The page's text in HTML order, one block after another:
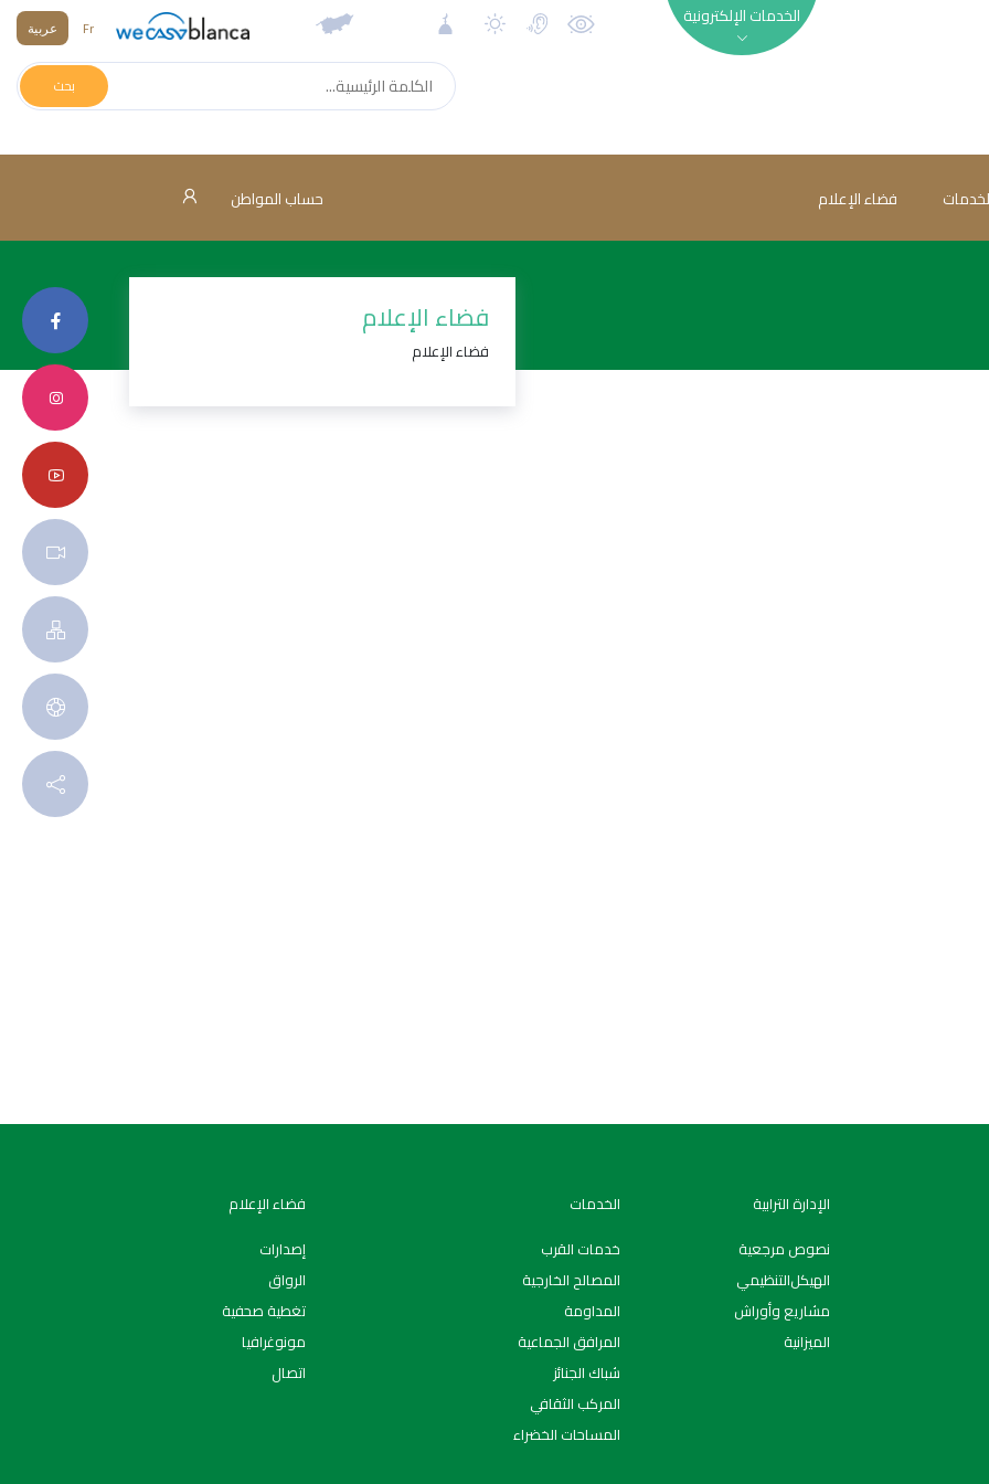
الخدمات الإلكترونية Fr عربية
بحث
فضاء الإعلام حساب المواطن
فضاء الإعلام
فضاء الإعلام
الإدارة الترابية
نصوص مرجعية
اﻟﻬﯿﻜﻞاﻟﺘﻨﻈﯿﻤﻲ
مشاريع وأوراش
الميزانية
الخدمات
خدمات القرب
المصالح الخارجية
المداومة
المرافق الجماعية
شباك الجنائز
المركب الثقافي
المساحات الخضراء
فضاء الإعلام
إصدارات
الرواق
تغطية صحفية
مونوغرافيا
اتصال